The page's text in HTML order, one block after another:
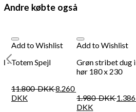
Andre købte også
-
Add to Wishlist
Totem Spejl
11.800DKK8.260
DKK
Add to Wishlist
Grøn stribet dug i
hør 180 x 230
1.980DKK 1.386
DKK